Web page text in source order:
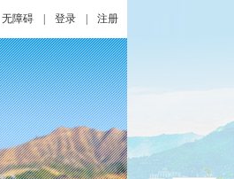
无障碍 登录 注册